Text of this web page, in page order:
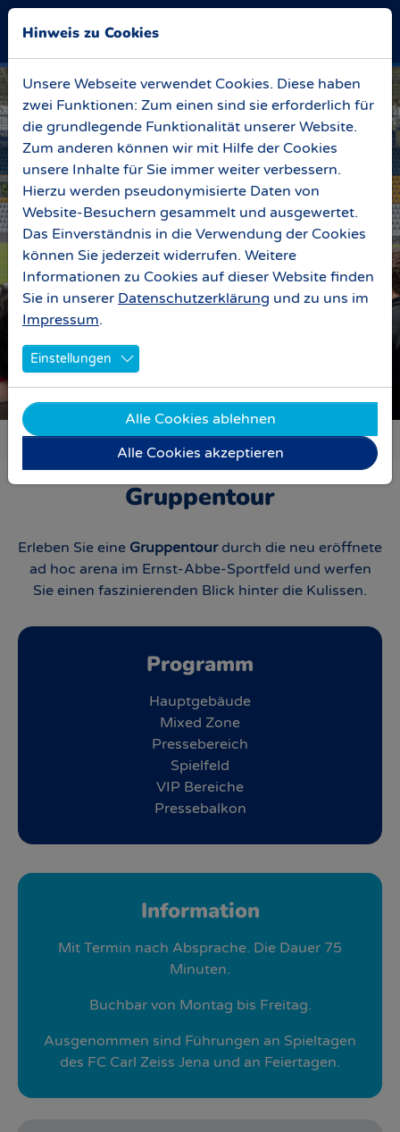
Skip to main navigation
Zum Hauptinhalt springen
Skip to page footer
Sie sind hier:
Stadiontour Unsere Stadiontouren Gruppentour
Gruppentour
Erleben Sie eine Gruppentourdurch die neu eröffnete
ad hoc arena im Ernst-Abbe-Sportfeld und werfen
Sie einen faszinierenden Blick hinter die Kulissen.
Programm
Hauptgebäude
Mixed Zone
Pressebereich
Spielfeld
VIP Bereiche
Pressebalkon
Information
Mit Termin nach Absprache. Die Dauer 75
Minuten.
Buchbar von Montag bis Freitag.
Ausgenommen sind Führungen an Spieltagen
des FC Carl Zeiss Jena und an Feiertagen.
Hinweis zu Cookies
Unsere Webseite verwendet Cookies. Diese haben
zwei Funktionen: Zum einen sind sie erforderlich für
die grundlegende Funktionalität unserer Website.
Zum anderen können wir mit Hilfe der Cookies
unsere Inhalte für Sie immer weiter verbessern.
Hierzu werden pseudonymisierte Daten von
Website-Besuchern gesammelt und ausgewertet.
Das Einverständnis in die Verwendung der Cookies
können Sie jederzeit widerrufen. Weitere
Informationen zu Cookies auf dieser Website finden
Sie in unserer Datenschutzerklärung und zu uns im
Impressum.
Einstellungen
Alle Cookies ablehnen
Alle Cookies akzeptieren